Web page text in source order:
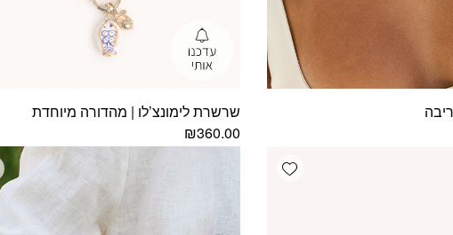
שרשרת לימונצ’לו | מהדורה מיוחדת
₪360.00
Add wishlist